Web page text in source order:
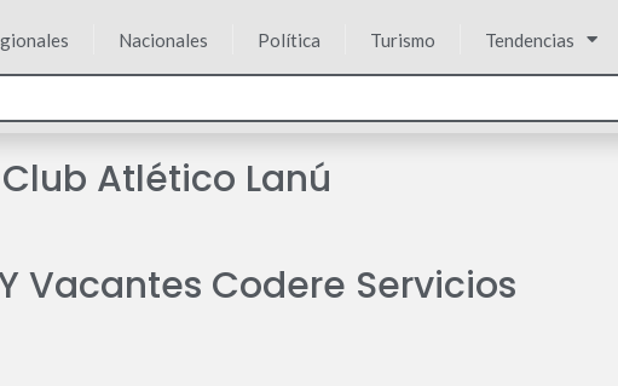
Nacionales Política Turismo Tendencias
Atlético Lanú
Vacantes Codere Servicios